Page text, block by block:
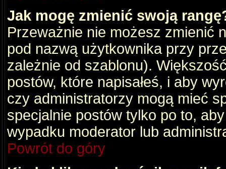
Jak mogę zmienić swoją
Przeważnie nie możesz zmienić
pod nazwą użytkownika przy
zależnie od szablonu).
postów, które napisałeś, i aby
czy administratorzy mogą mieć
specjalnie postów tylko po to,
wypadku moderator lub
Powrót do góry